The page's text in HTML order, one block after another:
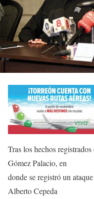
Tras los hechos
Gómez Palacio, en
donde se registró un
Alberto Cepeda